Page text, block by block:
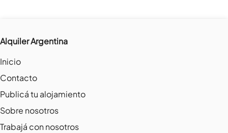
Alquiler Argentina
Inicio
Contacto
Publicá tu alojamiento
Sobre nosotros
Trabajá con nosotros